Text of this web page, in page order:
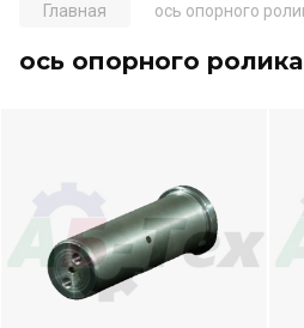
Главная ось опорного
ось опорного ролика